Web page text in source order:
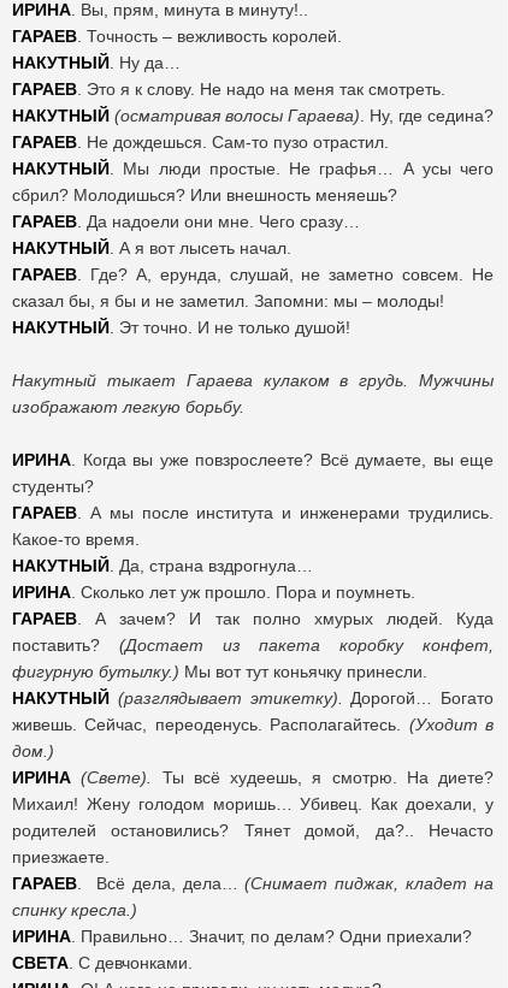
ИРИНА . Вы, прям, минута в минуту!..
ГАРАЕВ . Точность – вежливость королей.
НАКУТНЫЙ . Ну да…
ГАРАЕВ . Это я к слову. Не надо на меня так смотреть.
НАКУТНЫЙ (осматривая волосы Гараева) . Ну, где седина?
ГАРАЕВ . Не дождешься. Сам-то пузо отрастил.
НАКУТНЫЙ . Мы люди простые. Не графья… А усы чего
сбрил? Молодишься? Или внешность меняешь?
ГАРАЕВ . Да надоели они мне. Чего сразу…
НАКУТНЫЙ . А я вот лысеть начал.
ГАРАЕВ . Где? А, ерунда, слушай, не заметно совсем. Не
сказал бы, я бы и не заметил. Запомни: мы – молоды!
НАКУТНЫЙ . Эт точно. И не только душой!
Накутный тыкает Гараева кулаком в грудь. Мужчины
изображают легкую борьбу.
ИРИНА . Когда вы уже повзрослеете? Всё думаете, вы еще
студенты?
ГАРАЕВ . А мы после института и инженерами трудились.
Какое-то время.
НАКУТНЫЙ . Да, страна вздрогнула…
ИРИНА . Сколько лет уж прошло. Пора и поумнеть.
ГАРАЕВ . А зачем? И так полно хмурых людей. Куда
поставить? (Достает из пакета коробку конфет,
фигурную бутылку.) Мы вот тут коньячку принесли.
НАКУТНЫЙ (разглядывает этикетку).
Дорогой… Богато
живешь. Сейчас, переоденусь. Располагайтесь. (Уходит в
дом.)
ИРИНА (Свете).
Ты всё худеешь, я смотрю. На диете?
Михаил! Жену голодом моришь… Убивец. Как доехали, у
родителей остановились? Тянет домой, да?.. Нечасто
приезжаете.
ГАРАЕВ . Всё дела, дела…(Снимает пиджак, кладет на
спинку кресла.)
ИРИНА . Правильно… Значит, по делам? Одни приехали?
СВЕТА . С девчонками.